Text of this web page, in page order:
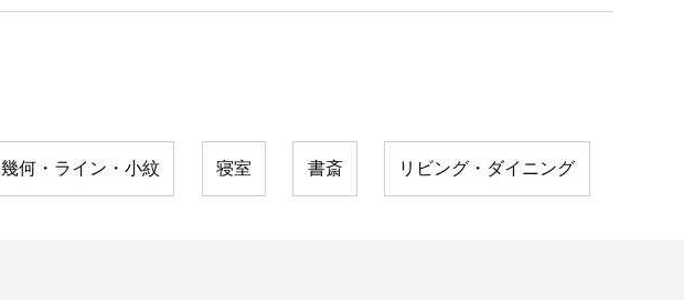
幾何・ライン・小紋 寝室 書斎 リビング・ダイニング